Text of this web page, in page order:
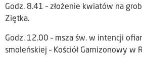
Godz. 8.41 – złożenie kwiatów na
Ziętka.
Godz. 12.00 – msza św. w intencji
smoleńskiej – Kościół Garnizonowy w